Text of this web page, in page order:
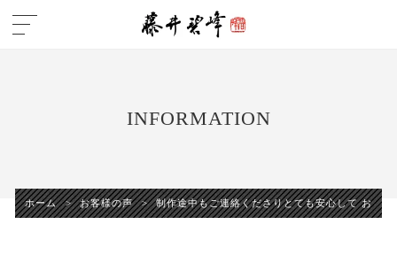
INFORMATION
ホーム > お客様の声 > 制作途中もご連絡くださりとても安心して お任せ